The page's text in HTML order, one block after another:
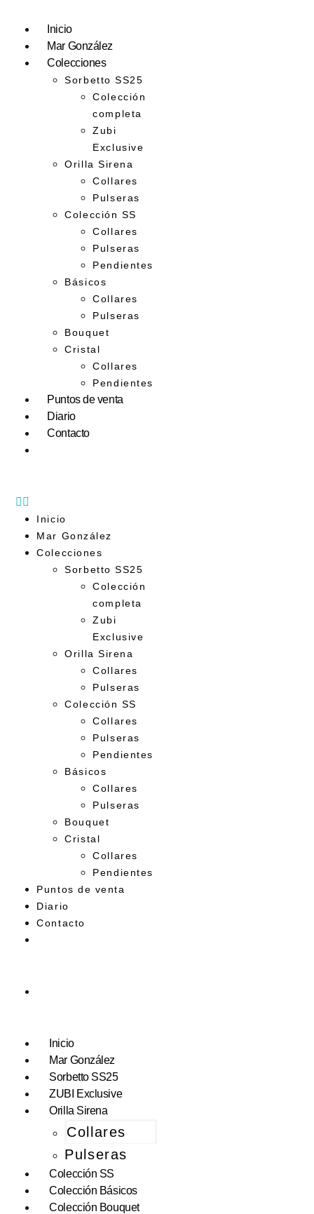
Inicio
Mar González
Colecciones
Sorbetto SS25
Colección
completa
Zubi
Exclusive
Orilla Sirena
Collares
Pulseras
Colección SS
Collares
Pulseras
Pendientes
Básicos
Collares
Pulseras
Bouquet
Cristal
Collares
Pendientes
Puntos de venta
Diario
Contacto
Inicio
Mar González
Colecciones
Sorbetto SS25
Colección
completa
Zubi
Exclusive
Orilla Sirena
Collares
Pulseras
Colección SS
Collares
Pulseras
Pendientes
Básicos
Collares
Pulseras
Bouquet
Cristal
Collares
Pendientes
Puntos de venta
Diario
Contacto
Inicio
Mar González
Sorbetto SS25
ZUBI Exclusive
Orilla Sirena
Collares
Pulseras
Colección SS
Colección Básicos
Colección Bouquet